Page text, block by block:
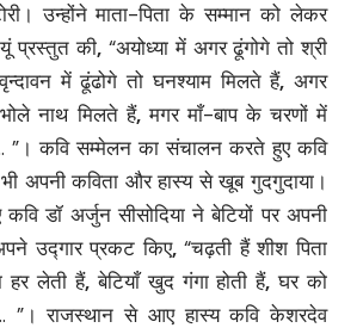
उन्होंने माता-पिता के सम्मान को लेकर
प्रस्तुत की, “अयोध्या में अगर ढूंगोगे तो श्री
में ढूंढोगे तो घनश्याम मिलते हैं, अगर
नाथ मिलते हैं,मगर माँ-बाप के चरणों में
”। कवि सम्मेलन का संचालन करते हुए कवि
अपनी कविता और हास्य से खूब गुदगुदाया।
डॉ अर्जुन सीसोदिया ने बेटियों पर अपनी
उद्गार प्रकट किए,“चढ़ती हैं शीश पिता
हर लेती हैं, बेटियाँ खुद गंगा होती हैं, घर को
”। राजस्थान से आए हास्य कवि केशरदेव